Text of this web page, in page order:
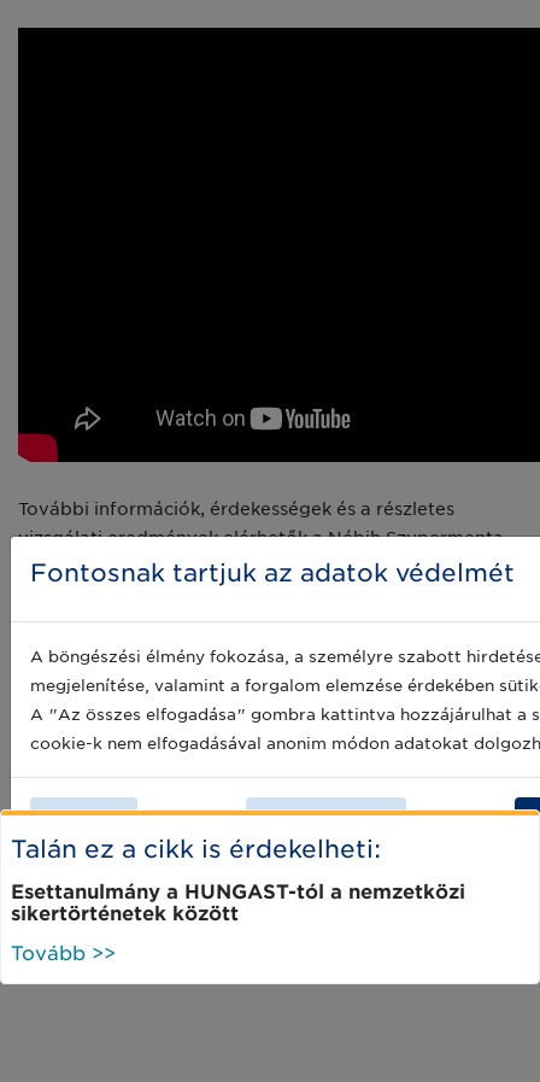
További információk, érdekességek és a részletes
vizsgálati eredmények elérhetők a Nébih Szupermenta
termékteszt oldalán:https://szupermenta.hu/izletes-
Forrás:
https://portal.nebih.gov.hu/-/etelizesitok-a-
szupermenta-asztalan
Cimkék:
Talán ez a cikk is érdekelheti:
Esettanulmány a HUNGAST-tól a nemzetközi
sikertörténetek között
Tovább >>
Fontosnak tartjuk az adatok védelmét
A böngészési élmény fokozása, a személyre szabott
megjelenítése, valamint a forgalom elemzése érdekében
A "Az összes elfogadása" gombra kattintva hozzájárulhat a
cookie-k nem elfogadásával anonim módon adatokat
Elutasít Testreszabás